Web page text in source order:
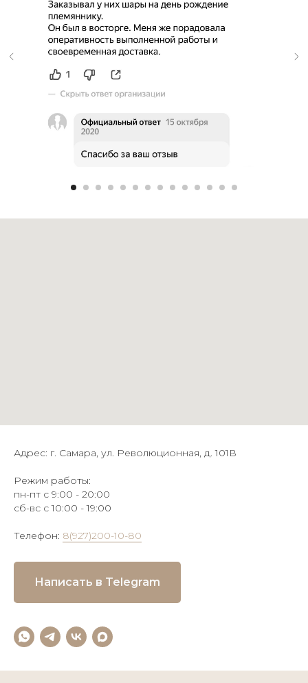
Адрес: г. Самара, ул. Революционная, д. 101В
Режим работы:
пн-пт с 9:00 - 20:00
сб-вс с 10:00 - 19:00
Телефон: 8(927)200-10-80
Написать в Telegram